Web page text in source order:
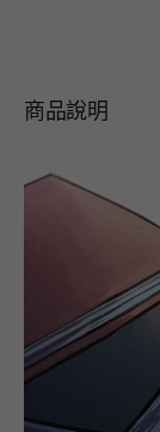
商品說明